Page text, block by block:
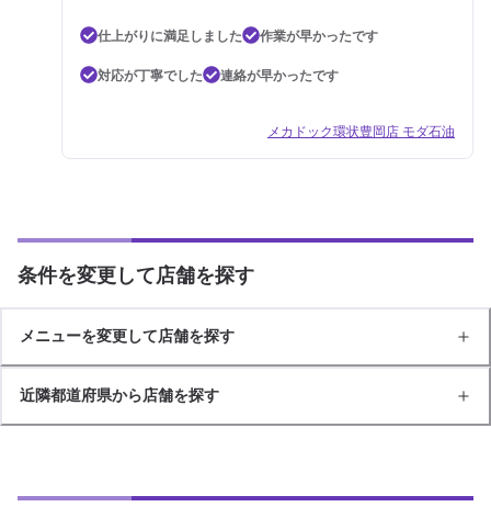
仕上がりに満足しました
作業が早かったです
対応が丁寧でした
連絡が早かったです
メカドック環状豊岡店 モダ石油
条件を変更して店舗を探す
メニューを変更して店舗を探す
近隣都道府県から店舗を探す